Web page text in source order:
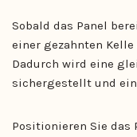
Sobald das Panel
einer gezahnten
Dadurch wird eine
sichergestellt und
Positionieren Sie das